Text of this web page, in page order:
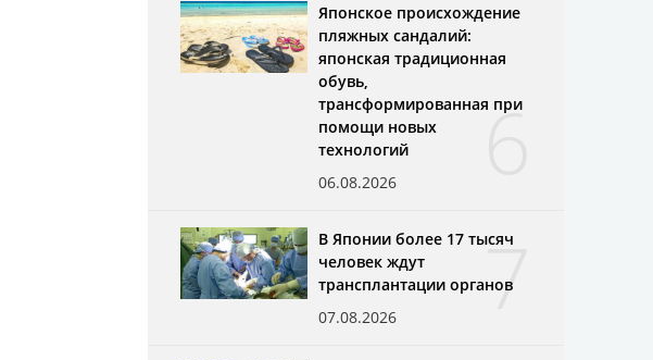
6
Японское происхождение
пляжных сандалий:
японская традиционная
обувь,
трансформированная при
помощи новых
технологий
06.08.2026
7
В Японии более 17 тысяч
человек ждут
трансплантации органов
07.08.2026